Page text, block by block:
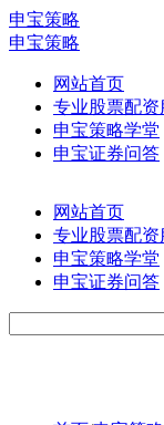
申宝策略
申宝策略
网站首页
专业股票配资
申宝策略学堂
申宝证券问答
网站首页
专业股票配资
申宝策略学堂
申宝证券问答